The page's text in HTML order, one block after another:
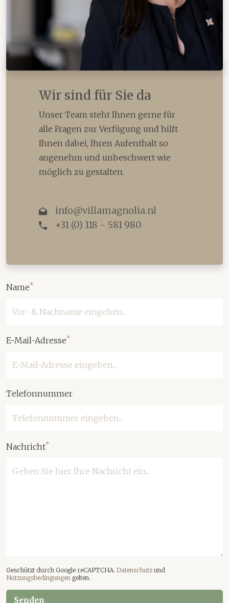
Wir sind für Sie da
Unser Team steht Ihnen gerne für
alle Fragen zur Verfügung und hilft
Ihnen dabei, Ihren Aufenthalt so
angenehm und unbeschwert wie
möglich zu gestalten.
info@villamagnolia.nl
+31 (0) 118 - 581 980
Name*
E-Mail-Adresse*
Telefonnummer
Nachricht*
Geschützt durch Google reCAPTCHA. Datenschutzund
Nutzungsbedingungen gelten.
Senden